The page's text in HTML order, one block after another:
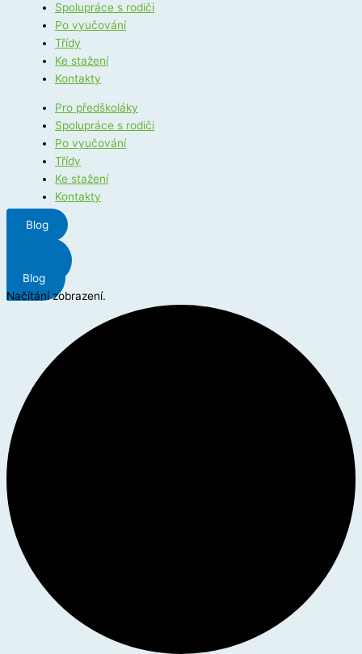
Spolupráce s rodiči
Po vyučování
Třídy
Ke stažení
Kontakty
Pro předškoláky
Spolupráce s rodiči
Po vyučování
Třídy
Ke stažení
Kontakty
Blog
Blog
Načítání zobrazení.